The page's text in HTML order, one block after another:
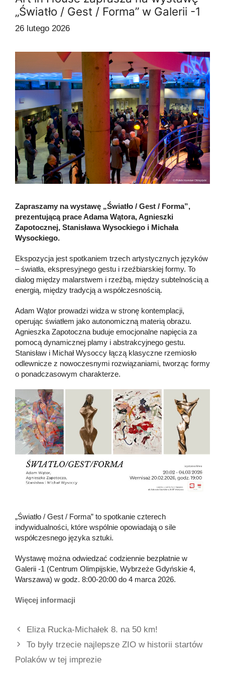
„Światło / Gest / Forma” w Galerii -1
26 lutego 2026
Zapraszamy na wystawę „Światło / Gest / Forma”,
prezentującą prace Adama Wątora, Agnieszki
Zapotocznej, Stanisława Wysockiego i Michała
Wysockiego.
Ekspozycja jest spotkaniem trzech artystycznych języków
– światła, ekspresyjnego gestu i rzeźbiarskiej formy. To
dialog między malarstwem i rzeźbą, między subtelnością a
energią, między tradycją a współczesnością.
Adam Wątor prowadzi widza w stronę kontemplacji,
operując światłem jako autonomiczną materią obrazu.
Agnieszka Zapotoczna buduje emocjonalne napięcia za
pomocą dynamicznej plamy i abstrakcyjnego gestu.
Stanisław i Michał Wysoccy łączą klasyczne rzemiosło
odlewnicze z nowoczesnymi rozwiązaniami, tworząc formy
o ponadczasowym charakterze.
„Światło / Gest / Forma” to spotkanie czterech
indywidualności, które wspólnie opowiadają o sile
współczesnego języka sztuki.
Wystawę można odwiedzać codziennie bezpłatnie w
Galerii -1 (Centrum Olimpijskie, Wybrzeże Gdyńskie 4,
Warszawa) w godz. 8:00-20:00 do 4 marca 2026.
Więcej informacji
Eliza Rucka-Michałek 8. na 50 km!
To były trzecie najlepsze ZIO w historii startów
Polaków w tej imprezie